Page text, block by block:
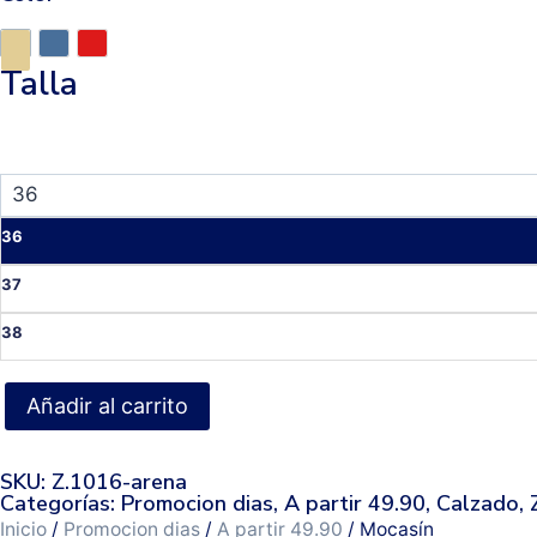
Talla
36
37
38
Añadir al carrito
SKU: Z.1016-arena
Categorías: Promocion dias, A partir 49.90, Calzado,
Inicio / Promocion dias / A partir 49.90 / Mocasín